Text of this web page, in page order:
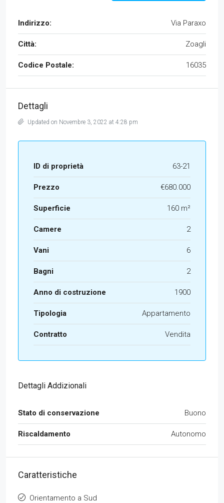
Indirizzo: Via Paraxo
Città: Zoagli
Codice Postale: 16035
Dettagli
Updated on Novembre 3, 2022 at 4:28 pm
ID di proprietà 63-21
Prezzo €680.000
Superficie 160 m²
Camere 2
Vani 6
Bagni 2
Anno di costruzione 1900
Tipologia Appartamento
Contratto Vendita
Dettagli Addizionali
Stato di conservazione Buono
Riscaldamento Autonomo
Caratteristiche
Orientamento a Sud